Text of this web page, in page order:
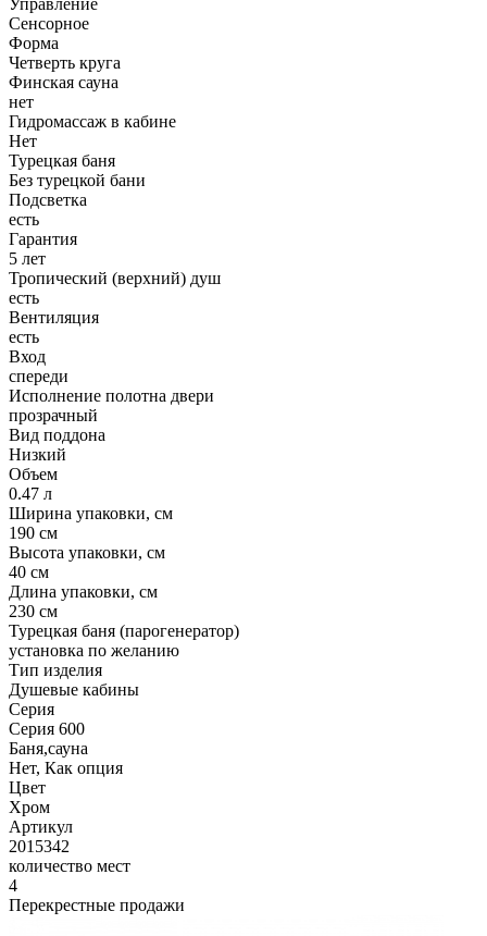
Сенсорное
Форма
Четверть круга
Финская сауна
нет
Гидромассаж в кабине
Нет
Турецкая баня
Без турецкой бани
Подсветка
есть
Гарантия
5 лет
Тропический (верхний) душ
есть
Вентиляция
есть
Вход
спереди
Исполнение полотна двери
прозрачный
Вид поддона
Низкий
Объем
0.47 л
Ширина упаковки, см
190 см
Высота упаковки, см
40 см
Длина упаковки, см
230 см
Турецкая баня (парогенератор)
установка по желанию
Тип изделия
Душевые кабины
Серия
Серия 600
Баня,сауна
Нет, Как опция
Цвет
Хром
Артикул
2015342
количество мест
4
Перекрестные продажи